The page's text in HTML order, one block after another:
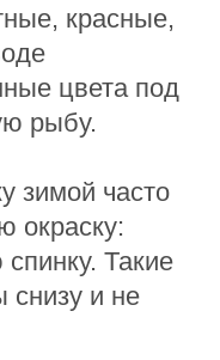
красные,
цвета под
рыбу.
зимой часто
окраску:
Такие
снизу и не